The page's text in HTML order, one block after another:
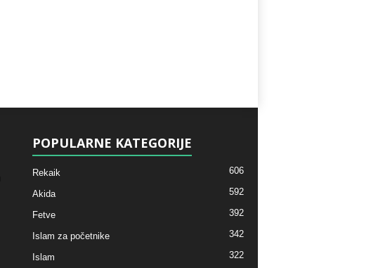
POPULARNE KATEGORIJE
Rekaik 606
Akida 592
Fetve 392
Islam za početnike 342
Islam 322